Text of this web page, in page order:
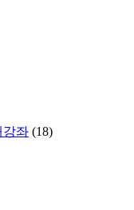
강좌 (18)